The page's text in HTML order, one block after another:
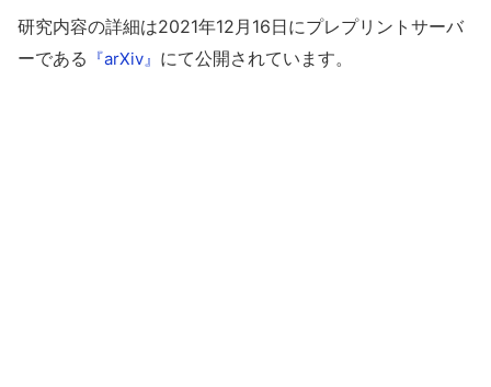
研究内容の詳細は2021年12月16日にプレプリントサーバ
ーである 『arXiv』 にて公開されています。